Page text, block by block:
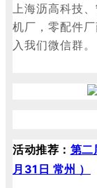
上海沥高科技
机厂，零配件
入我们微信群。
活动推荐： 第二
月31日 常州 ）